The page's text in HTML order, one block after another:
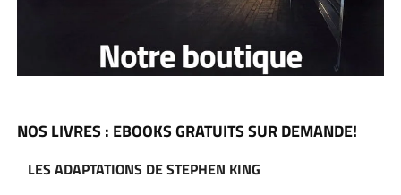
NOS LIVRES : EBOOKS GRATUITS SUR DEMANDE!
LES ADAPTATIONS DE STEPHEN KING